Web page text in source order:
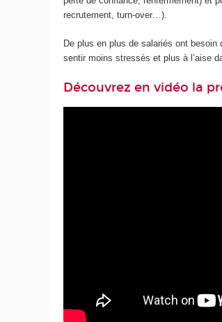
recrutement, turn-over…).
De plus en plus de salariés ont
sentir moins stressés et plus à l’aise
Découvrez en vidéo la